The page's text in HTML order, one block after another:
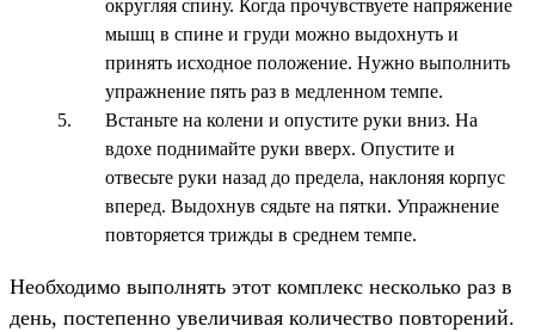
округляя спину. Когда прочувствуете напряжение
мышц в спине и груди можно выдохнуть и
принять исходное положение. Нужно выполнить
упражнение пять раз в медленном темпе.
Встаньте на колени и опустите руки вниз. На
вдохе поднимайте руки вверх. Опустите и
отвесьте руки назад до предела, наклоняя корпус
вперед. Выдохнув сядьте на пятки. Упражнение
повторяется трижды в среднем темпе.
Необходимо выполнять этот комплекс несколько раз в
день, постепенно увеличивая количество повторений.